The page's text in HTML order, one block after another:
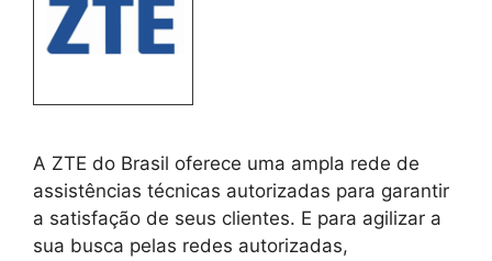
A ZTE do Brasil oferece uma ampla rede de
assistências técnicas autorizadas para garantir
a satisfação de seus clientes. E para agilizar a
sua busca pelas redes autorizadas,